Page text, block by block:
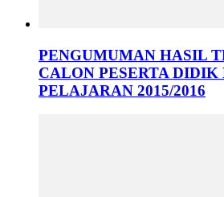
PENGUMUMAN HASIL
CALON PESERTA DIDIK
PELAJARAN 2015/2016